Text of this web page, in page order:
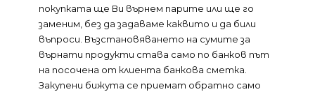
покупката ще Ви върнем парите или ще го
заменим, без да задаваме каквито и да били
въпроси. Възстановяването на сумите за
върнати продукти става само по банков път
на посочена от клиента банкова сметка.
Закупени бижута се приемат обратно само